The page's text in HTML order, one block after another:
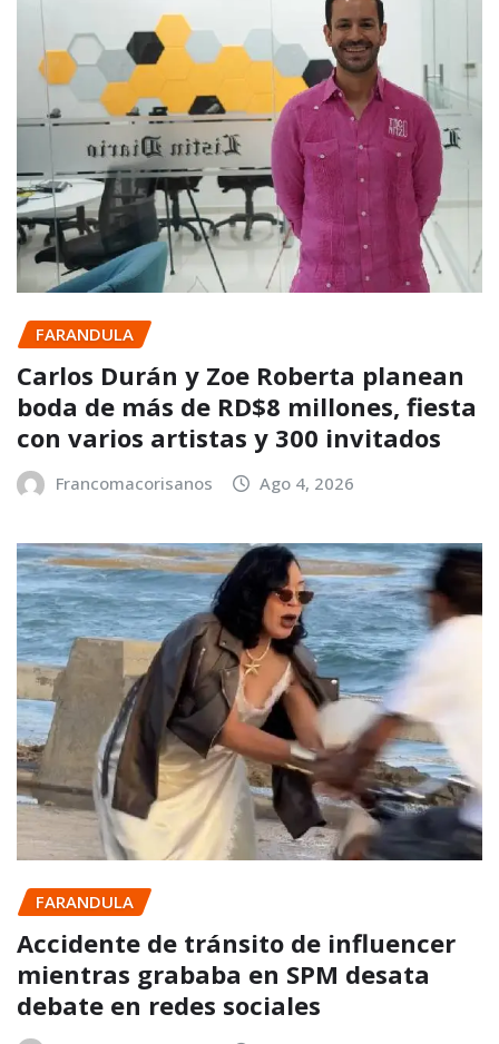
FARANDULA
Carlos Durán y Zoe Roberta planean
boda de más de RD$8 millones, fiesta
con varios artistas y 300 invitados
Francomacorisanos Ago 4, 2026
FARANDULA
Accidente de tránsito de influencer
mientras grababa en SPM desata
debate en redes sociales